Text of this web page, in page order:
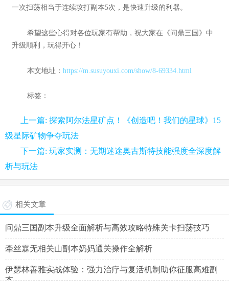
一次扫荡相当于连续攻打副本5次，是快速升级的利器。
希望这些心得对各位玩家有帮助，祝大家在《问鼎三国》中
升级顺利，玩得开心！
本文地址： https://m.susuyouxi.com/show/8-69334.html
标签：
上一篇: 探索阿尔法星矿点！《创造吧！我们的星球》15
级星际矿物争夺玩法
下一篇: 玩家实测：无期迷途奥古斯特技能强度全深度解
析与玩法
相关文章
问鼎三国副本升级全面解析与高效攻略特殊关卡扫荡技巧
牵丝霖无相关山副本奶妈通关操作全解析
伊瑟林善雅实战体验：强力治疗与复活机制助你征服高难副